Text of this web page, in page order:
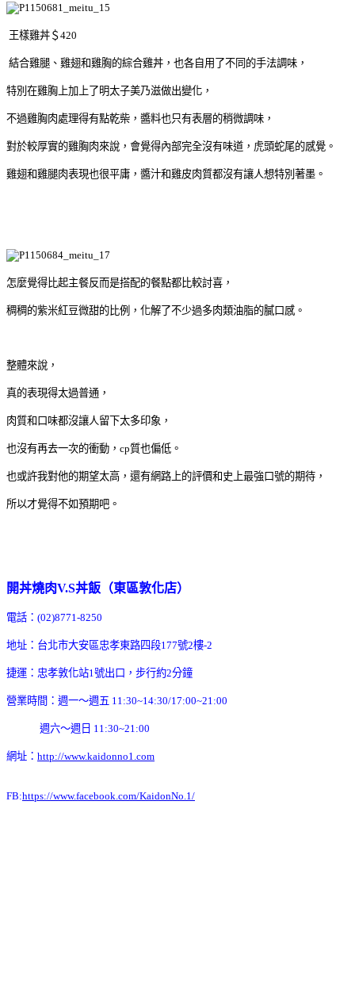
王樣雞丼＄420
結合雞腿、雞翅和雞胸的綜合雞丼，也各自用了不同的手法調味，
特別在雞胸上加上了明太子美乃滋做出變化，
不過雞胸肉處理得有點乾柴，醬料也只有表層的稍微調味，
對於較厚實的雞胸肉來說，會覺得內部完全沒有味道，虎頭蛇尾的感覺。
雞翅和雞腿肉表現也很平庸，醬汁和雞皮肉質都沒有讓人想特別著墨。
怎麼覺得比起主餐反而是搭配的餐點都比較討喜，
稠稠的紫米紅豆微甜的比例，化解了不少過多肉類油脂的膩口感。
整體來說，
真的表現得太過普通，
肉質和口味都沒讓人留下太多印象，
也沒有再去一次的衝動，cp質也偏低。
也或許我對他的期望太高，還有網路上的評價和史上最強口號的期待，
所以才覺得不如預期吧。
開丼燒肉V.S丼飯（東區敦化店）
電話：(02)8771-8250
地址：台北市大安區忠孝東路四段177號2樓-2
捷運：忠孝敦化站1號出口，步行約2分鐘
營業時間：週一～週五 11:30~14:30/17:00~21:00
週六～週日 11:30~21:00
網址： http://www.kaidonno1.com
FB:https://www.facebook.com/KaidonNo.1/